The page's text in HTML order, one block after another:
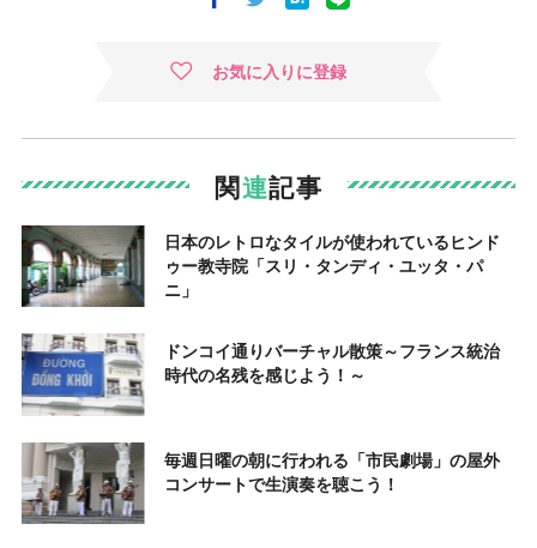
お気に入りに登録
関連記事
日本のレトロなタイルが使われているヒンド
ゥー教寺院「スリ・タンディ・ユッタ・パ
ニ」
ドンコイ通りバーチャル散策～フランス統治
時代の名残を感じよう！～
毎週日曜の朝に行われる「市民劇場」の屋外
コンサートで生演奏を聴こう！